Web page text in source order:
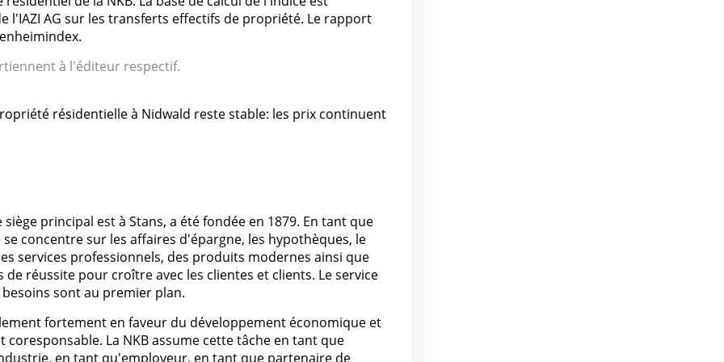
l'IAZI AG sur les transferts effectifs de propriété. Le rapport
à l'éditeur respectif.
résidentielle à Nidwald reste stable: les prix continuent
principal est à Stans, a été fondée en 1879. En tant que
concentre sur les affaires d'épargne, les hypothèques, le
services professionnels, des produits modernes ainsi que
réussite pour croître avec les clientes et clients. Le service
sont au premier plan.
fortement en faveur du développement économique et
La NKB assume cette tâche en tant que
en tant qu'employeur, en tant que partenaire de